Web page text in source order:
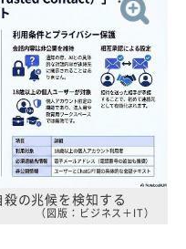
の兆候を検知する
（図版：ビジネス＋IT）